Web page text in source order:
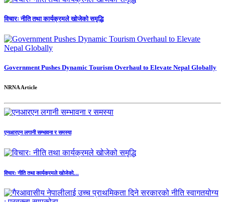
विचारः नीति तथा कार्यक्रमले खोजेको समृद्धि
Government Pushes Dynamic Tourism Overhaul to Elevate Nepal Globally
NRNA Article
एनआरएन लगानी सम्भावना र समस्या
विचारः नीति तथा कार्यक्रमले खोजेको…